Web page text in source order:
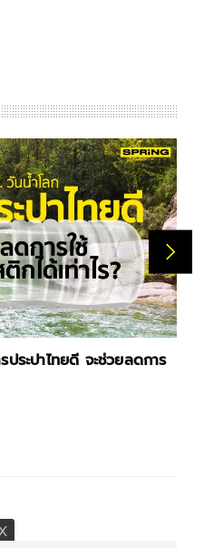
ระปาไทยดี จะช่วยลดการ